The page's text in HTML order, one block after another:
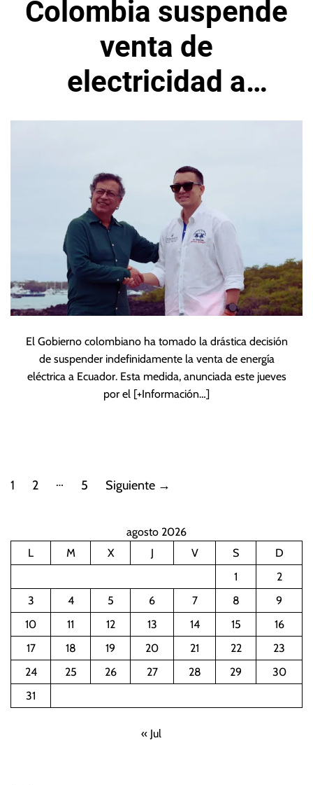
Colombia suspende
venta de
electricidad a
Ecuador
El Gobierno colombiano ha tomado la drástica decisión
de suspender indefinidamente la venta de energía
eléctrica a Ecuador. Esta medida, anunciada este jueves
por el [+Información…]
P
g
i
c
i
1 2 … 5 Siguiente →
agosto 2026
L
M X J V S
D
1
2
3
4 5 6 7 8
9
10
11 12 13 14 15
16
17
18 19 20 21 22
23
24
25 26 27 28 29
30
31
« Jul